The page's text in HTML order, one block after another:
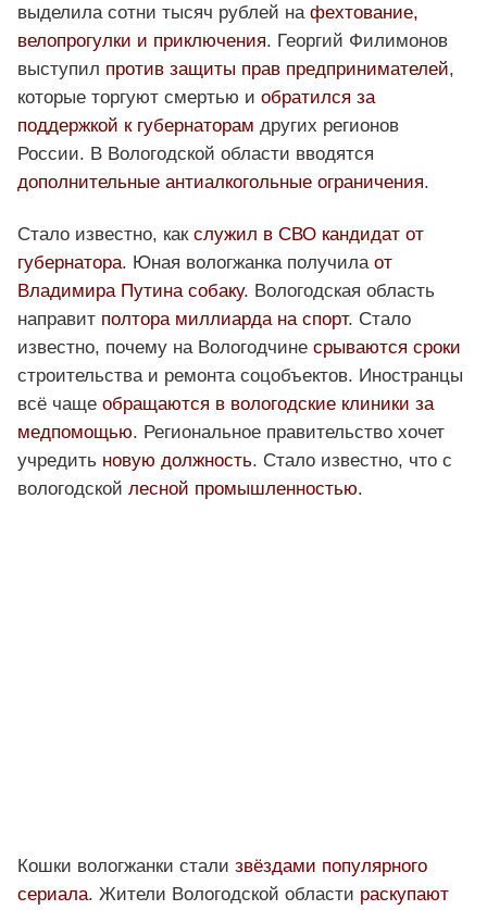
выделила сотни тысяч рублей на фехтование,
велопрогулки и приключения. Георгий Филимонов
выступил против защиты прав предпринимателей,
которые торгуют смертью и обратился за
поддержкой к губернаторам других регионов
России. В Вологодской области вводятся
дополнительные антиалкогольные ограничения.
Стало известно, как служил в СВО кандидат от
губернатора. Юная вологжанка получила от
Владимира Путина собаку. Вологодская область
направит полтора миллиарда на спорт. Стало
известно, почему на Вологодчине срываются сроки
строительства и ремонта соцобъектов. Иностранцы
всё чаще обращаются в вологодские клиники за
медпомощью. Региональное правительство хочет
учредить новую должность. Стало известно, что с
вологодской лесной промышленностью.
Кошки вологжанки стали звёздами популярного
сериала. Жители Вологодской области раскупают